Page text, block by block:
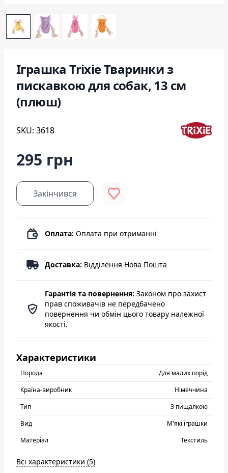
Іграшка Trixie Тваринки з
пискавкою для собак, 13 см
(плюш)
SKU: 3618
295 грн
Закінчився
Оплата: Оплата при отриманні
Доставка: Відділення Нова Пошта
Гарантія та повернення: Законом про захист
прав споживачів не передбачено
повернення чи обмін цього товару належної
якості.
Характеристики
Порода
Для малих порід
Країна-виробник
Нiмеччина
Тип
З пищалкою
Вид
М'які іграшки
Матеріал
Текстиль
Всі характеристики (5)